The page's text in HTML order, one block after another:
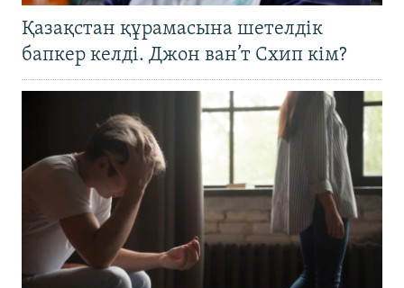
Қазақстан құрамасына шетелдік
бапкер келді. Джон ван’т Схип кім?